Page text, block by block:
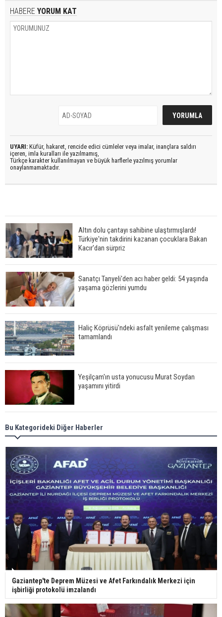
HABERE YORUM KAT
UYARI: Küfür, hakaret, rencide edici cümleler veya imalar, inançlara saldırı
içeren, imla kuralları ile yazılmamış,
Türkçe karakter kullanılmayan ve büyük harflerle yazılmış yorumlar
onaylanmamaktadır.
Altın dolu çantayı sahibine ulaştırmışlardı!
Türkiye'nin takdirini kazanan çocuklara Bakan
Kacır'dan sürpriz
Sanatçı Tanyeli'den acı haber geldi: 54 yaşında
yaşama gözlerini yumdu
Haliç Köprüsü'ndeki asfalt yenileme çalışması
tamamlandı
Yeşilçam'ın usta yonucusu Murat Soydan
yaşamını yitirdi
Meral Akşener ile Müsavat Dervişoğlu cenazede
görüntülendi
29 Mayıs okullar tatil mi?
Bilim kurgu gerçekleşiyor... Dondurulmuş
insanları hayata döndürecek keşif
Ünlü türkücü Mahmut Tuncer estetik operasyon
geçirdi: Son hali gündem oldu
Bu Kategorideki Diğer Haberler
Gaziantep'te Deprem Müzesi ve Afet Farkındalık Merkezi için
işbirliği protokolü imzalandı